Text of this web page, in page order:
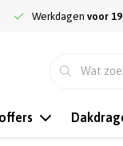
Werkdagen voor